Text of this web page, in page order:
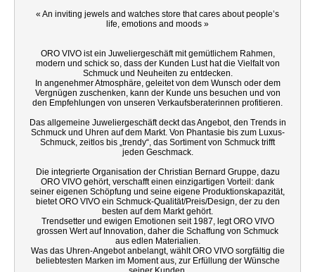
« An inviting jewels and watches store that cares about people’s
life, emotions and moods »
ORO VIVO ist ein Juweliergeschäft mit gemütlichem Rahmen,
modern und schick so, dass der Kunden Lust hat die Vielfalt von
Schmuck und Neuheiten zu entdecken.
In angenehmer Atmosphäre, geleitet von dem Wunsch oder dem
Vergnügen zuschenken, kann der Kunde uns besuchen und von
den Empfehlungen von unseren Verkaufsberaterinnen profitieren.
Das allgemeine Juweliergeschäft deckt das Angebot, den Trends in
Schmuck und Uhren auf dem Markt. Von Phantasie bis zum Luxus-
Schmuck, zeitlos bis „trendy“, das Sortiment von Schmuck trifft
jeden Geschmack.
Die integrierte Organisation der Christian Bernard Gruppe, dazu
ORO VIVO gehört, verschafft einen einzigartigen Vorteil: dank
seiner eigenen Schöpfung und seine eigene Produktionskapazität,
bietet ORO VIVO ein Schmuck-Qualität/Preis/Design, der zu den
besten auf dem Markt gehört.
Trendsetter und ewigen Emotionen seit 1987, legt ORO VIVO
grossen Wert auf Innovation, daher die Schaffung von Schmuck
aus edlen Materialien.
Was das Uhren-Angebot anbelangt, wählt ORO VIVO sorgfältig die
beliebtesten Marken im Moment aus, zur Erfüllung der Wünsche